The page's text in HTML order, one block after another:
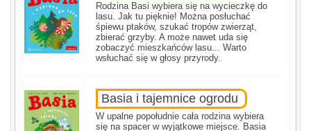
Rodzina Basi wybiera się na wycieczkę do
lasu. Jak tu pięknie! Można posłuchać
śpiewu ptaków, szukać tropów zwierząt,
zbierać grzyby. A może nawet uda się
zobaczyć mieszkańców lasu... Warto
wsłuchać się w głosy przyrody.
Basia i tajemnice ogrodu
W upalne popołudnie cała rodzina wybiera
się na spacer w wyjątkowe miejsce. Basia